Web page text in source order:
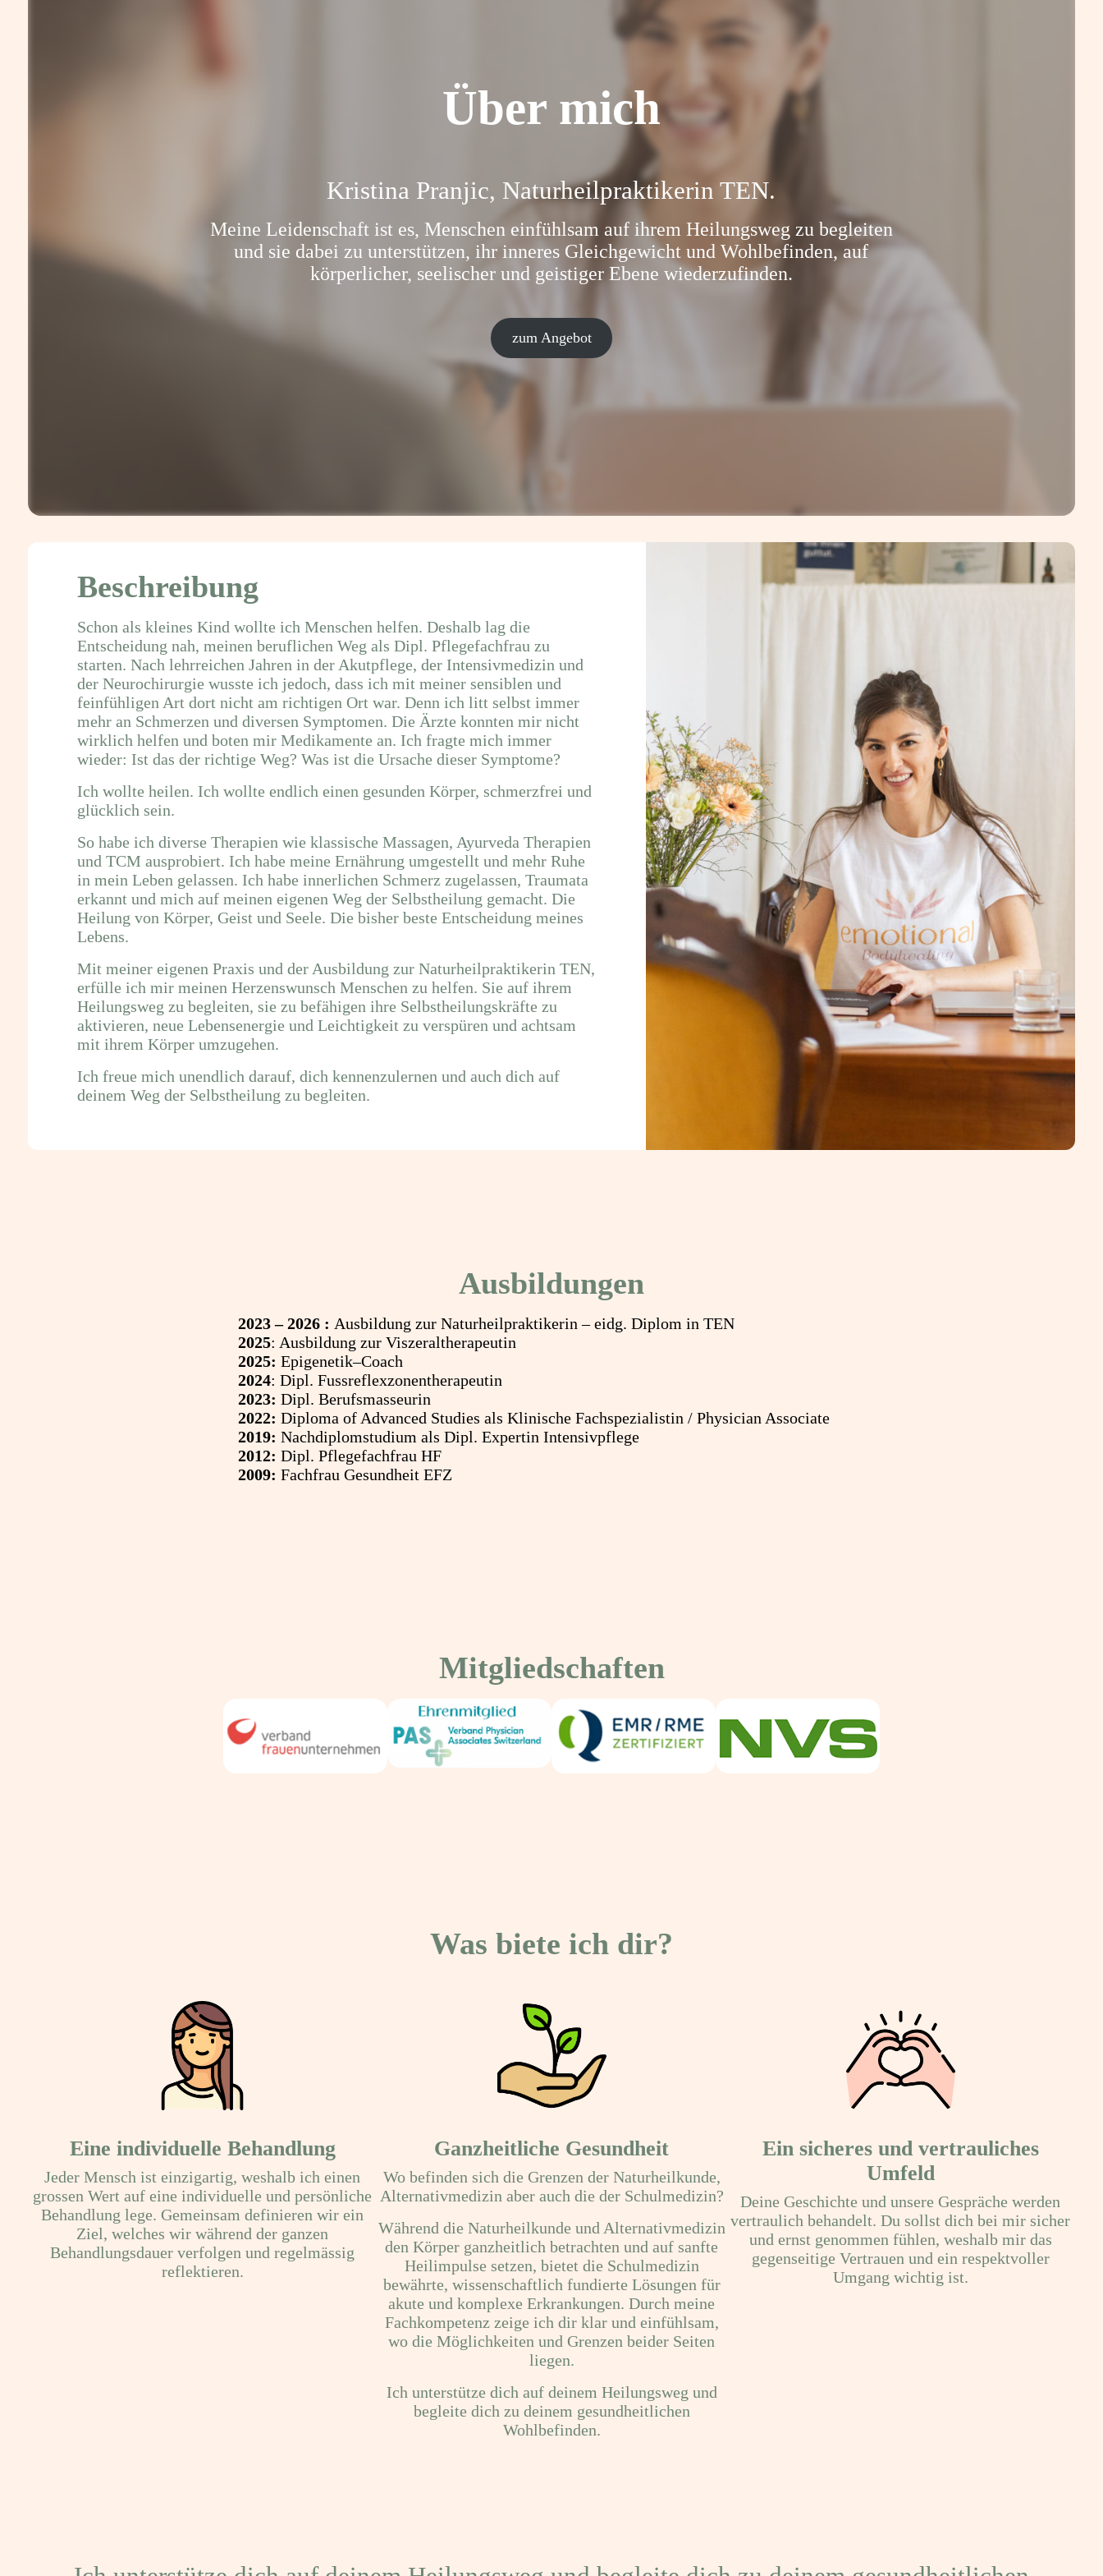
Über mich
Kristina Pranjic, Naturheilpraktikerin TEN.
Meine Leidenschaft ist es, Menschen einfühlsam auf ihrem Heilungsweg zu begleiten
und sie dabei zu unterstützen, ihr inneres Gleichgewicht und Wohlbefinden, auf
körperlicher, seelischer und geistiger Ebene wiederzufinden.
zum Angebot
Beschreibung
Schon als kleines Kind wollte ich Menschen helfen. Deshalb lag die
Entscheidung nah, meinen beruflichen Weg als Dipl. Pflegefachfrau zu
starten. Nach lehrreichen Jahren in der Akutpflege, der Intensivmedizin und
der Neurochirurgie wusste ich jedoch, dass ich mit meiner sensiblen und
feinfühligen Art dort nicht am richtigen Ort war. Denn ich litt selbst immer
mehr an Schmerzen und diversen Symptomen. Die Ärzte konnten mir nicht
wirklich helfen und boten mir Medikamente an. Ich fragte mich immer
wieder: Ist das der richtige Weg? Was ist die Ursache dieser Symptome?
Ich wollte heilen. Ich wollte endlich einen gesunden Körper, schmerzfrei und
glücklich sein.
So habe ich diverse Therapien wie klassische Massagen, Ayurveda Therapien
und TCM ausprobiert. Ich habe meine Ernährung umgestellt und mehr Ruhe
in mein Leben gelassen. Ich habe innerlichen Schmerz zugelassen, Traumata
erkannt und mich auf meinen eigenen Weg der Selbstheilung gemacht. Die
Heilung von Körper, Geist und Seele. Die bisher beste Entscheidung meines
Lebens.
Mit meiner eigenen Praxis und der Ausbildung zur Naturheilpraktikerin TEN,
erfülle ich mir meinen Herzenswunsch Menschen zu helfen. Sie auf ihrem
Heilungsweg zu begleiten, sie zu befähigen ihre Selbstheilungskräfte zu
aktivieren, neue Lebensenergie und Leichtigkeit zu verspüren und achtsam
mit ihrem Körper umzugehen.
Ich freue mich unendlich darauf, dich kennenzulernen und auch dich auf
deinem Weg der Selbstheilung zu begleiten.
Ausbildungen
2023 – 2026 : Ausbildung zur Naturheilpraktikerin – eidg. Diplom in TEN
2025: Ausbildung zur Viszeraltherapeutin
2025: Epigenetik–Coach
2024: Dipl. Fussreflexzonentherapeutin
2023: Dipl. Berufsmasseurin
2022: Diploma of Advanced Studies als Klinische Fachspezialistin / Physician Associate
2019: Nachdiplomstudium als Dipl. Expertin Intensivpflege
2012: Dipl. Pflegefachfrau HF
2009: Fachfrau Gesundheit EFZ
Mitgliedschaften
Was biete ich dir?
Eine individuelle Behandlung
Jeder Mensch ist einzigartig, weshalb ich einen
grossen Wert auf eine individuelle und persönliche
Behandlung lege. Gemeinsam definieren wir ein
Ziel, welches wir während der ganzen
Behandlungsdauer verfolgen und regelmässig
reflektieren.
Ganzheitliche Gesundheit
Wo befinden sich die Grenzen der Naturheilkunde,
Alternativmedizin aber auch die der Schulmedizin?
Während die Naturheilkunde und Alternativmedizin
den Körper ganzheitlich betrachten und auf sanfte
Heilimpulse setzen, bietet die Schulmedizin
bewährte, wissenschaftlich fundierte Lösungen für
akute und komplexe Erkrankungen. Durch meine
Fachkompetenz zeige ich dir klar und einfühlsam,
wo die Möglichkeiten und Grenzen beider Seiten
liegen.
Ich unterstütze dich auf deinem Heilungsweg und
begleite dich zu deinem gesundheitlichen
Wohlbefinden.
Ein sicheres und vertrauliches
Umfeld
Deine Geschichte und unsere Gespräche werden
vertraulich behandelt. Du sollst dich bei mir sicher
und ernst genommen fühlen, weshalb mir das
gegenseitige Vertrauen und ein respektvoller
Umgang wichtig ist.